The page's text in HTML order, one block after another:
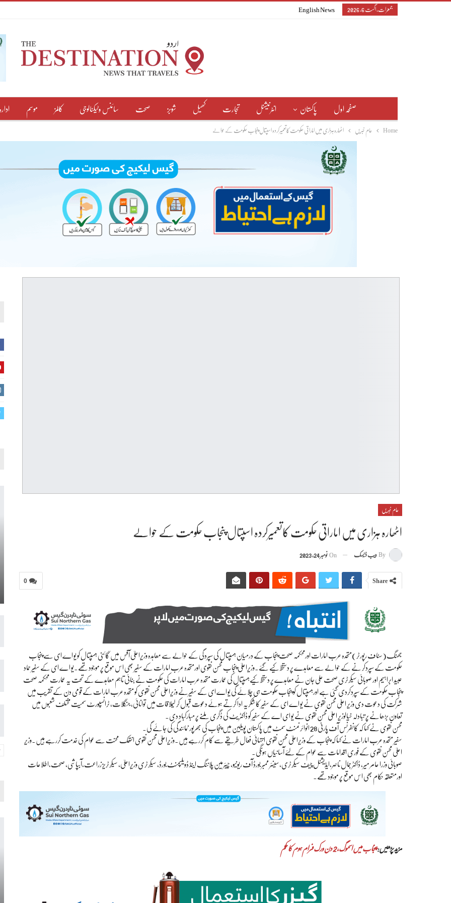
جمعرات, اگست 6, 2026 English News
صفحہ اول پاکستان انٹرنیشنل تجارت کھیل شوبز صحت سائنس وٹیکنالوجی کالمز موسم ادارہ
Home عام خبریں اٹھارہ ہزاری میں اماراتی حکومت کاتعمیرکردہ اسپتال پنجاب حکومت کے حوالے
عام خبریں
اٹھارہ ہزاری میں اماراتی حکومت کاتعمیرکردہ اسپتال پنجاب حکومت کے حوالے
By ویب ڈیسک On نومبر 24, 2023
0 Share
جھنگ(سٹاف رپورٹر)متحدہ عرب امارات اورمحکمہ صحت پنجاب کے درمیان ہسپتال کی سپردگی کے حوالے سے معاہدہ وزیراعلیٰ آفس میں گائنی ہسپتال کو یو اے ای سے پنجاب
حکومت کے سپردکر نے کے حوالے سے معاہدے پر دستخط کیے گئے۔وزیراعلیٰ پنجاب محسن نقوی اورمتحدہ عرب امارات کے سفیر بھی اس موقع پر موجود تھے۔یو ا ے ای کے سفیر حماد
عبید ابراہیم اور صوبائی سیکرٹری صحت علی جان نے معاہدے پر دستخط کیےہسپتال کی عمارت متحدہ عرب امارات کی حکومت نے بنائی تاہم معاہدے کے تحت یہ عمارت محکمہ صحت
پنجاب حکومت کے سپردکردی گئی ہے اورہسپتال کو پنجاب حکومت ہی چلائے گی یو اے ای کے سفیرنے وزیراعلیٰ محسن نقوی کو متحدہ عرب امارات کے قومی دن کے تقریب میں
شرکت کی دعوت دی وزیر اعلیٰ محسن نقوی نے یو اے ای کے سفیر کا شکریہ ادا کرتے ہوئے دعوت قبول کر لیملاقات میں توانائی، جنگلات، ٹرانسپورٹ سمیت مختلف شعبوں میں
تعاون بڑھانے پر تبادلہ خیالوزیر اعلیٰ محسن نقوی نے یو ای اے کے سفیر کو ڈاکٹر یٹ کی ڈگری ملنے پر مبارکباد دی۔
محسن نقوی نے کہا کہ کانفرنس آف پارٹی 28 انوائرنمنٹ سمٹ میں پاکستان پویلین میں پنجاب کی بھرپور نمائندگی کی جائے گی۔
سفیر متحدہ عرب امارات نے کہا کہ پنجاب کے وزیراعلیٰ محسن نقوی انتہائی فعال طریقے سے کام کررہے ہیں۔وزیراعلیٰ محسن نقوی انتھک محنت سے عوام کی خدمت کررہے ہیں۔وزیر
اعلیٰ محسن نقوی کے فوری اقدامات سے عوام کے لئے آسانیاں ہونگی۔
صوبائی وزرا عامر میر، ڈاکٹر جمال ناصر،ایڈیشنل چیف سیکرٹری،سینئر ممبر بورڈ آف ریونیو، چیئرمین پلاننگ اینڈ ڈویلپمنٹ بورڈ، سیکرٹری وزیراعلیٰ، سیکرٹریز زراعت،آبپاشی، صحت،اطلاعات
اورمتعلقہ حکام بھی اس موقع پر موجود تھے۔
مزید پڑھیں:پنجاب میں اسموگ، 2 دن ورک فرام ہوم کا حکم